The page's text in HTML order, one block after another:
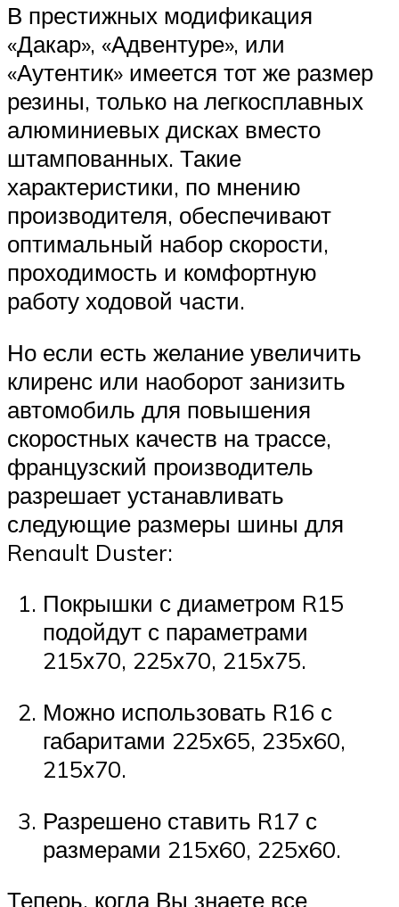
В престижных модификация
«Дакар», «Адвентуре», или
«Аутентик» имеется тот же размер
резины, только на легкосплавных
алюминиевых дисках вместо
штампованных. Такие
характеристики, по мнению
производителя, обеспечивают
оптимальный набор скорости,
проходимость и комфортную
работу ходовой части.
Но если есть желание увеличить
клиренс или наоборот занизить
автомобиль для повышения
скоростных качеств на трассе,
французский производитель
разрешает устанавливать
следующие размеры шины для
Renault Duster:
Покрышки с диаметром R15
подойдут с параметрами
215х70, 225х70, 215х75.
Можно использовать R16 с
габаритами 225х65, 235х60,
215х70.
Разрешено ставить R17 с
размерами 215х60, 225х60.
Теперь, когда Вы знаете все